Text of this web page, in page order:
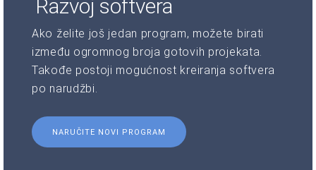
Razvoj softvera
Ako želite još jedan program, možete birati
između ogromnog broja gotovih projekata.
Takođe postoji mogućnost kreiranja softvera
po narudžbi.
NARUČITE NOVI PROGRAM